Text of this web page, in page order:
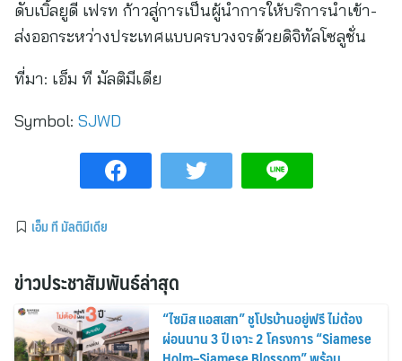
ดับเบิ้ลยูดี เฟรท ก้าวสู่การเป็นผู้นำการให้บริการนำเข้า-
ส่งออกระหว่างประเทศแบบครบวงจรด้วยดิจิทัลโซลูชั่น
ที่มา: เอ็ม ที มัลติมีเดีย
Symbol: SJWD
เอ็ม ที มัลติมีเดีย
ข่าวประชาสัมพันธ์ล่าสุด
“ไซมิส แอสเสท” ชูโปรบ้านอยู่ฟรี ไม่ต้อง
ผ่อนนาน 3 ปี เจาะ 2 โครงการ “Siamese